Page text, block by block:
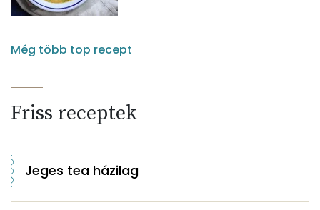
Még több top recept
Friss receptek
Jeges tea házilag